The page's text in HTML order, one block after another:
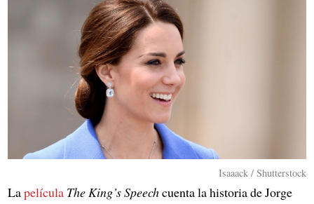
Isaaack / Shutterstock
Lapelícula The King’s Speechcuenta la historia de Jorge